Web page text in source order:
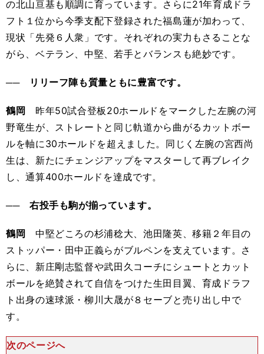
の北山亘基も順調に育っています。さらに21年育成ドラ
フト１位から今季支配下登録された福島蓮が加わって、
現状「先発６人衆」です。それぞれの実力もさることな
がら、ベテラン、中堅、若手とバランスも絶妙です。
── リリーフ陣も質量ともに豊富です。
鶴岡
昨年50試合登板20ホールドをマークした左腕の河
野竜生が、ストレートと同じ軌道から曲がるカットボー
ルを軸に30ホールドを超えました。同じく左腕の宮西尚
生は、新たにチェンジアップをマスターして再ブレイク
し、通算400ホールドを達成です。
── 右投手も駒が揃っています。
鶴岡
中堅どころの杉浦稔大、池田隆英、移籍２年目の
ストッパー・田中正義らがブルペンを支えています。さ
らに、新庄剛志監督や武田久コーチにシュートとカット
ボールを絶賛されて自信をつけた生田目翼、育成ドラフ
ト出身の速球派・柳川大晟が８セーブと売り出し中で
す。
次のページへ